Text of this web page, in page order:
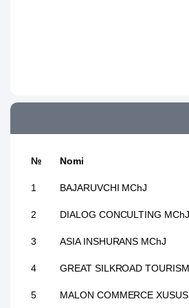
№ Nomi
1 BAJARUVCHI MChJ
2 DIALOG CONCULTING MChJ
3 ASIA INSHURANS MChJ
4 GREAT SILKROAD
5 MALON COMMERCE